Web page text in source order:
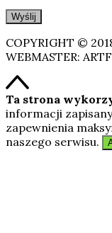
COPYRIGHT ©
WEBMASTER:
Ta strona
informacji
zapewnienia
naszego serwisu.